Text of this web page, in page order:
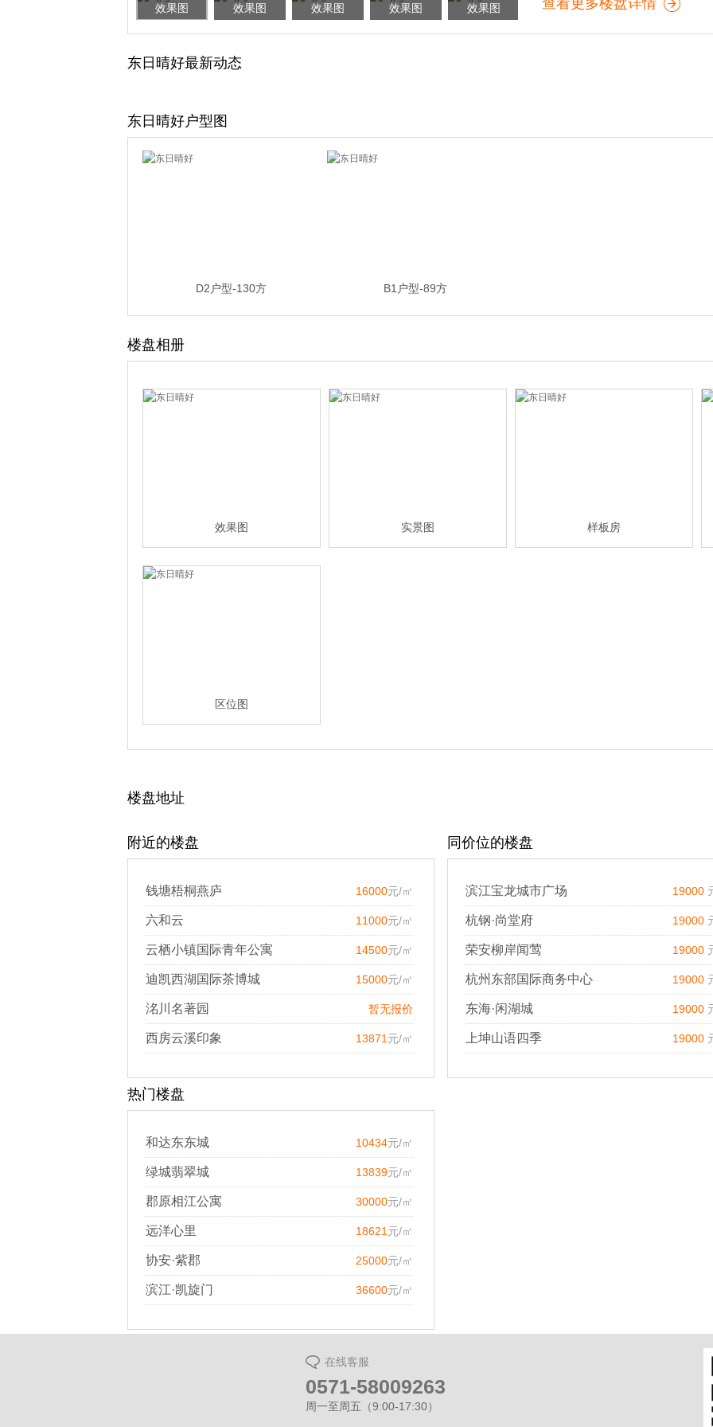
效果图 效果图 效果图 效果图 效果图 查看更多楼盘详情
东日晴好最新动态
东日晴好户型图
D2户型-130方 B1户型-89方
楼盘相册
效果图 实景图 样板房
区位图
楼盘地址
附近的楼盘
钱塘梧桐燕庐 16000元/㎡
六和云 11000元/㎡
云栖小镇国际青年公寓 14500元/㎡
迪凯西湖国际茶博城 15000元/㎡
洺川名著园 暂无报价
西房云溪印象 13871 元/㎡
同价位的楼盘
滨江宝龙城市广场 19000
杭钢·尚堂府 19000
荣安柳岸闻莺 19000
杭州东部国际商务中心 19000
东海·闲湖城 19000
上坤山语四季 19000
热门楼盘
和达东东城 10434元/㎡
绿城翡翠城 13839元/㎡
郡原相江公寓 30000元/㎡
远洋心里 18621 元/㎡
协安·紫郡 25000元/㎡
滨江·凯旋门 36600元/㎡
在线客服
0571-58009263
周一至周五（9:00-17:30）